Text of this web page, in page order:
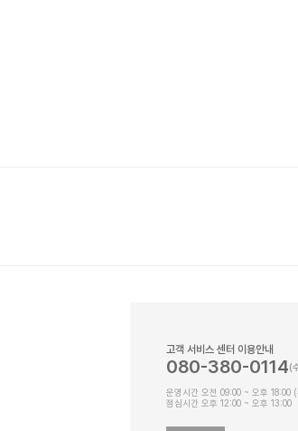
고객 서비스 센터 이용안내
080-380-0114
운영시간 오전 09:00 ~ 오후 18:00
점심시간 오후 12:00 ~ 오후 13:00